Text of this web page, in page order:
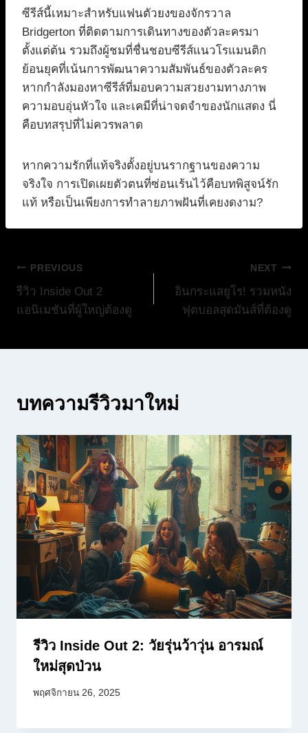
ซีรีส์นี้เหมาะสำหรับแฟนตัวยงของจักรวาล
Bridgerton ที่ติดตามการเดินทางของตัวละครมา
ตั้งแต่ต้น รวมถึงผู้ชมที่ชื่นชอบซีรีส์แนวโรแมนติก
ย้อนยุคที่เน้นการพัฒนาความสัมพันธ์ของตัวละคร
หากกำลังมองหาซีรีส์ที่มอบความสวยงามทางภาพ
ความอบอุ่นหัวใจ และเคมีที่น่าจดจำของนักแสดง นี่
คือบทสรุปที่ไม่ควรพลาด
หากความรักที่แท้จริงตั้งอยู่บนรากฐานของความ
จริงใจ การเปิดเผยตัวตนที่ซ่อนเร้นไว้คือบทพิสูจน์รัก
แท้ หรือเป็นเพียงการทำลายภาพฝันที่เคยงดงาม?
แนะแนว
เรื่อง
PREVIOUS
รีวิว Inside Out 2
แอนิเมชันที่ผู้ใหญ่ต้องดู
NEXT
อินกระแสยูโร! รวมหนัง
ฟุตบอลสุดมันส์ที่ต้องดู
บทความรีวิวมาใหม่
รีวิว Inside Out 2: วัยรุ่นว้าวุ่น อารมณ์
ใหม่สุดป่วน
พฤศจิกายน 26, 2025